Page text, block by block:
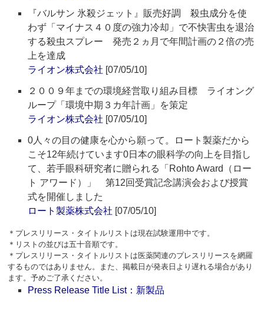
『バルサン 氷殺ジェット』販売好調 殺虫成分を使
わず「マイナス４０度の強力冷却」で不快害虫を退治
する殺虫スプレー 発売２ヵ月で年間計画の２倍の売
上を達成
ライオン株式会社 [07/05/10]
２００９年までの環境経営取り組み目標 ライオング
ループ「環境中期３カ年計画」を策定
ライオン株式会社 [07/05/10]
0人々の目の健康を心から願って。ロート製薬だから
こそ12年続けています0日本の眼科学の向上を目指し
て、若手眼科研究者に贈られる「Rohto Award（ロー
ト アワード）」 第12回受賞記念講演会および授賞
式を開催しました
ロート製薬株式会社 [07/05/10]
＊プレスリリース・タイトルリストは現在試験運用中です。
＊リストの並びは五十音順です。
＊プレスリリース・タイトルリストは医薬関連のプレスリリースを網羅
するものではありません。また、掲載日が発表日より遅れる場合があり
ます。予めご了承ください。
Press Release Title List：新製品